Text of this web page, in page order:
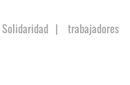
Solidaridad | trabajadores